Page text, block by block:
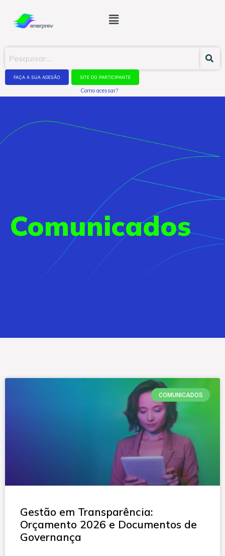
FAÇA A SUA ADESÃO SITE DO PARTICIPANTE
Como acessar?
Comunicados
COMUNICADOS
Gestão em Transparência:
Orçamento 2026 e Documentos de
Governança